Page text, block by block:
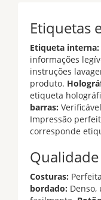
Etiquetas
Etiqueta interna:
informações
instruções
produto.
etiqueta
barras:
Impressão
corresponde
Costuras:
bordado: